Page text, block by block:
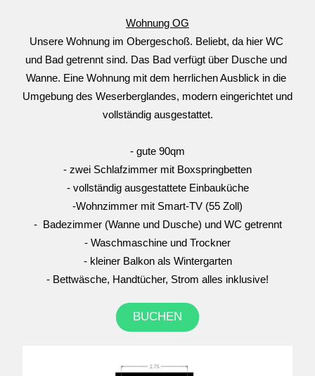
Wohnung OG
Unsere Wohnung im Obergeschoß. Beliebt, da hier WC
und Bad getrennt sind. Das Bad verfügt über Dusche und
Wanne. Eine Wohnung mit dem herrlichen Ausblick in die
Umgebung des Weserberglandes, modern eingerichtet und
vollständig ausgestattet.
- gute 90qm
- zwei Schlafzimmer mit Boxspringbetten
- vollständig ausgestattete Einbauküche
-Wohnzimmer mit Smart-TV (55 Zoll)
-  Badezimmer (Wanne und Dusche) und WC getrennt
- Waschmaschine und Trockner
- kleiner Balkon als Wintergarten
- Bettwäsche, Handtücher, Strom alles inklusive!
BUCHEN